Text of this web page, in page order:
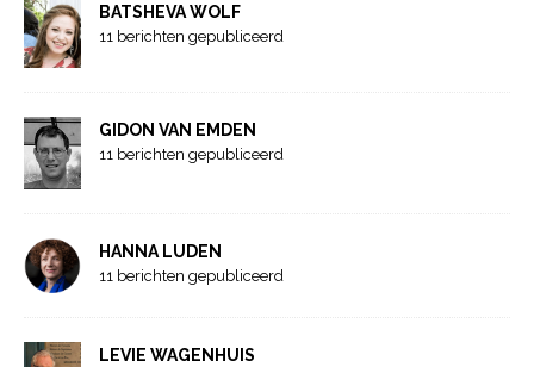
BATSHEVA WOLF
11 berichten gepubliceerd
GIDON VAN EMDEN
11 berichten gepubliceerd
HANNA LUDEN
11 berichten gepubliceerd
LEVIE WAGENHUIS